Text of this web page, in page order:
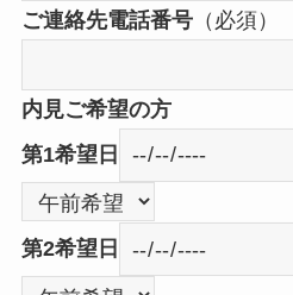
ご連絡先電話番号（必須）
内見ご希望の方
第1希望日
第2希望日